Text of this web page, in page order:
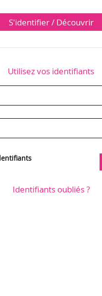
S'identifier / Découvrir
Utilisez vos identifiants
Identifiants oubliés ?